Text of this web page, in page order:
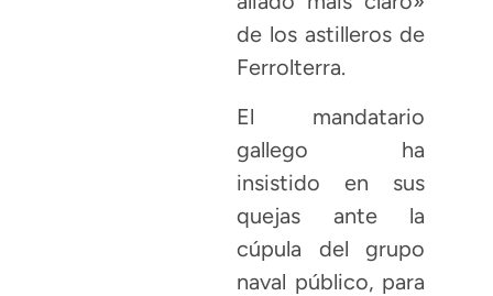
de los astilleros de
Ferrolterra.
El mandatario
gallego ha
insistido en sus
quejas ante la
cúpula del grupo
naval público, para